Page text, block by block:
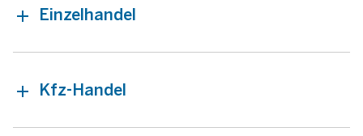
Einzelhandel
Kfz-Handel